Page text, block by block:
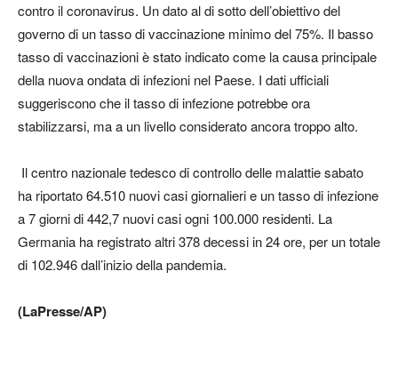
contro il coronavirus. Un dato al di sotto dell’obiettivo del
governo di un tasso di vaccinazione minimo del 75%. Il basso
tasso di vaccinazioni è stato indicato come la causa principale
della nuova ondata di infezioni nel Paese. I dati ufficiali
suggeriscono che il tasso di infezione potrebbe ora
stabilizzarsi, ma a un livello considerato ancora troppo alto.
Il centro nazionale tedesco di controllo delle malattie sabato
ha riportato 64.510 nuovi casi giornalieri e un tasso di infezione
a 7 giorni di 442,7 nuovi casi ogni 100.000 residenti. La
Germania ha registrato altri 378 decessi in 24 ore, per un totale
di 102.946 dall’inizio della pandemia.
(LaPresse/AP)